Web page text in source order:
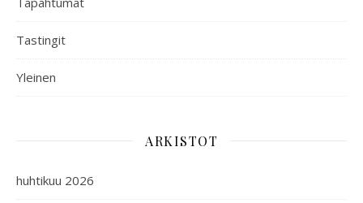
Tastingit
Yleinen
ARKISTOT
huhtikuu 2026